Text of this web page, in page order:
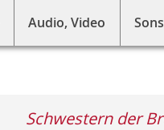
Audio, Video
Schwestern der